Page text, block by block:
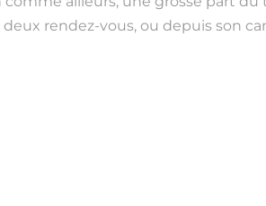
rendez-vous, ou depuis son